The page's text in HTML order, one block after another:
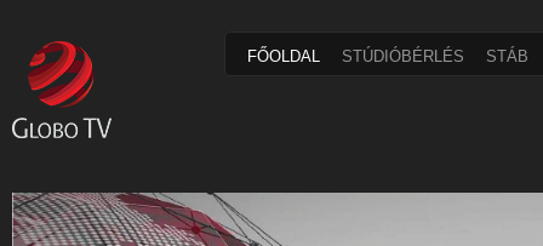
FŐOLDAL STÚDIÓBÉRLÉS STÁB